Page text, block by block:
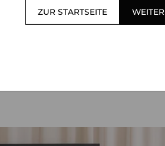
ZUR STARTSEITE WEITER